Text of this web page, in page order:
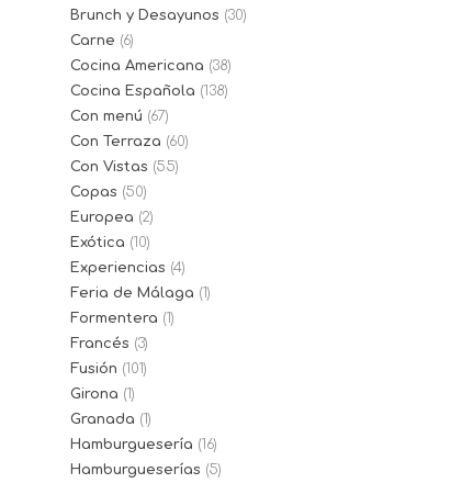
Brunch y Desayunos (30)
Carne (6)
Cocina Americana (38)
Cocina Española (138)
Con menú (67)
Con Terraza (60)
Con Vistas (55)
Copas (50)
Europea (2)
Exótica (10)
Experiencias (4)
Feria de Málaga (1)
Formentera (1)
Francés (3)
Fusión (101)
Girona (1)
Granada (1)
Hamburguesería (16)
Hamburgueserías (5)